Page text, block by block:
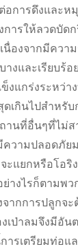
อการดึงและห
ารให้ลวดบัด
นื่องจากมีควา
งและเรียบร้อ
แกร่งระหว่า
เกินไปสำหรับ
านที่อื่นๆที่ไม่ส
ความปลอดภัย
ะแยกหรือโอริ
ย่างไรก็ตามพว
ากการปลูกจะ
เป่าลมจึงมีอัน
ารเตรียมท่อแ